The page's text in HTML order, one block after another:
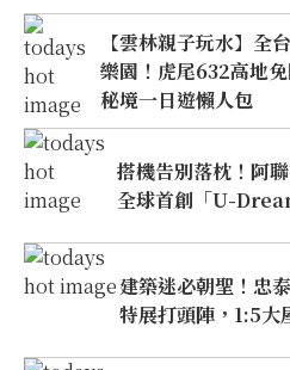
【雲林親子玩水】全
樂園！虎尾632高地
秘境一日遊懶人包
搭機告別落枕！阿
全球首創「U-
建築迷必朝聖！忠
特展打頭陣，1:5大